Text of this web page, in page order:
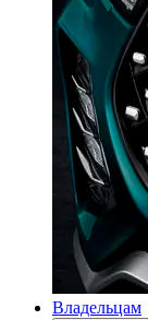
Владельцам